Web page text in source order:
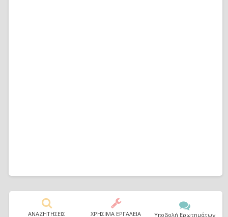
ΑΝΑΖΗΤΗΣΕΙΣ ΧΡΗΣΙΜΑ ΕΡΓΑΛΕΙΑ Υποβολή Ερωτημάτων